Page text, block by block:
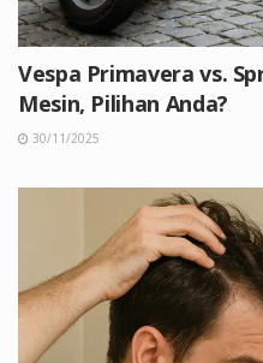
Vespa Primavera vs.
Mesin, Pilihan Anda?
30/11/2025